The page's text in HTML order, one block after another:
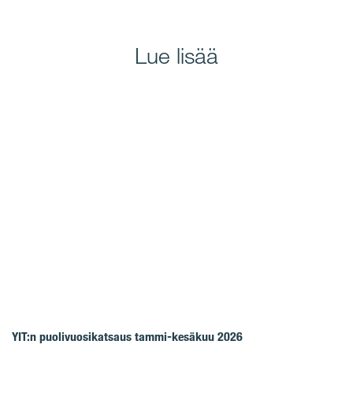
Lue lisää
YIT:n puolivuosikatsaus tammi-kesäkuu 2026